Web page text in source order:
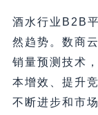
酒水行业B2B
然趋势。数商
销量预测技术
本增效、提升
不断进步和市